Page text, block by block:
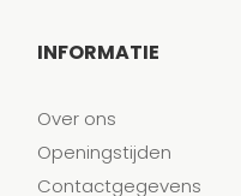
INFORMATIE
Over ons
Openingstijden
Contactgegevens